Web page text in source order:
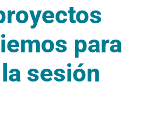
para
sesión